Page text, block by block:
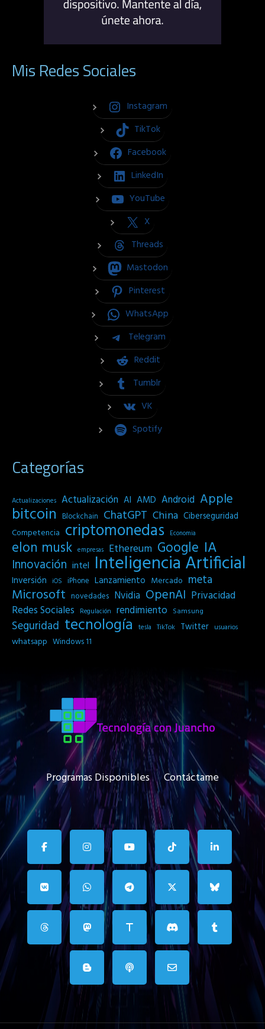
Mis Redes Sociales
Instagram
TikTok
Facebook
LinkedIn
YouTube
X
Threads
Mastodon
Pinterest
WhatsApp
Telegram
Reddit
Tumblr
VK
Spotify
Categorías
Actualizaciones Actualización AI AMD Android Apple
bitcoin Blockchain ChatGPT China Ciberseguridad
Competencia criptomonedas Economia
elon musk empresas Ethereum Google IA
Innovación intel Inteligencia Artificial
Inversión iOS iPhone Lanzamiento Mercado meta
Microsoft novedades Nvidia OpenAI Privacidad
Redes Sociales
Regulación rendimiento Samsung
Seguridad tecnología tesla TikTok Twitter usuarios
whatsapp Windows 11
Programas Disponibles Contáctame